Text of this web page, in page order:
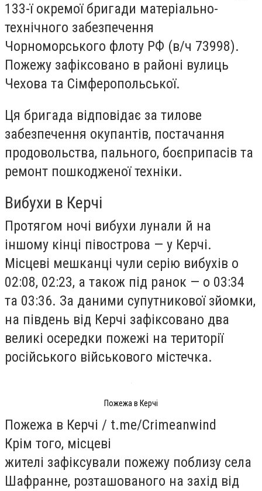
133-ї окремої бригади матеріально-
технічного забезпечення
Чорноморського флоту РФ (в/ч 73998).
Пожежу зафіксовано в районі вулиць
Чехова та Сімферопольської.
Ця бригада відповідає за тилове
забезпечення окупантів, постачання
продовольства, пального, боєприпасів та
ремонт пошкодженої техніки.
Вибухи в Керчі
Протягом ночі вибухи лунали й на
іншому кінці півострова — у Керчі.
Місцеві мешканці чули серію вибухів о
02:08, 02:23, а також під ранок — о 03:34
та 03:36. За даними супутникової зйомки,
на південь від Керчі зафіксовано два
великі осередки пожежі на території
російського військового містечка.
Пожежа в Керчі
Пожежа в Керчі / t.me/Crimeanwind
Крім того, місцеві
жителі зафіксували пожежу поблизу села
Шафранне, розташованого на захід від